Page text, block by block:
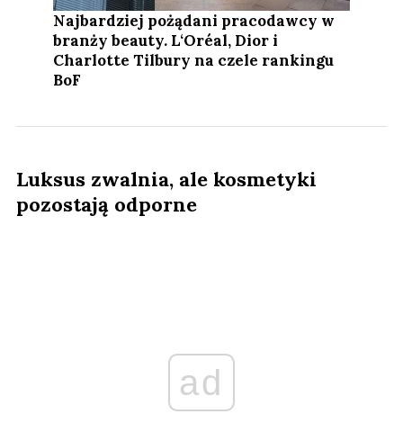
Najbardziej pożądani pracodawcy w
branży beauty. L‘Oréal, Dior i
Charlotte Tilbury na czele rankingu
BoF
Luksus zwalnia, ale kosmetyki
pozostają odporne
ad